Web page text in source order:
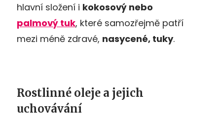
hlavní složení i kokosový nebo
palmový tuk, které samozřejmě patří
mezi méně zdravé, nasycené, tuky.
Rostlinné oleje a jejich
uchovávání